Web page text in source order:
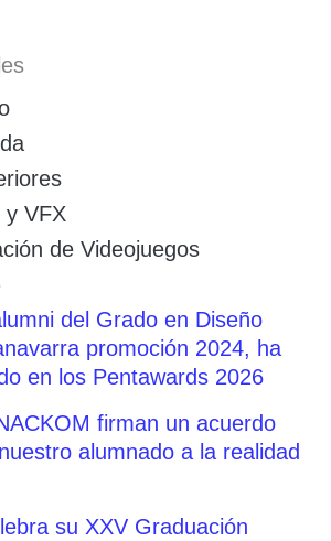
y VFX
de Videojuegos
del Grado en Diseño
promoción 2024, ha
en los Pentawards 2026
firman un acuerdo
alumnado a la realidad
su XXV Graduación